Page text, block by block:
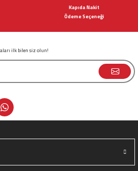
olmalı.
Kapıda Nakit
Ödeme Seçeneği
ilk bilen siz olun!